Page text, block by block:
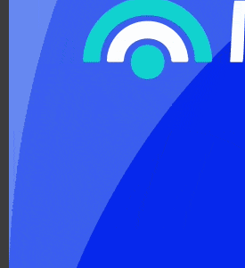
ÚLTIMO MOMENTO :
Carlos Arce anticipó que votará en
de la Ley de Tierras